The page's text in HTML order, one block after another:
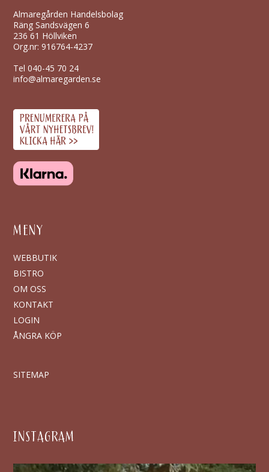
Almaregården Handelsbolag
Räng Sandsvägen 6
236 61 Höllviken
Org.nr: 916764-4237
Tel040-45 70 24
info@almaregarden.se
MENY
WEBBUTIK
BISTRO
OM OSS
KONTAKT
LOGIN
ÅNGRA KÖP
SITEMAP
INSTAGRAM